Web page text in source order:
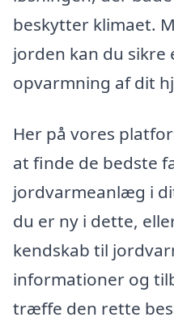
beskytter klimaet.
jorden kan du
opvarmning af dit
Her på vores
at finde de bedste
jordvarmeanlæg i
du er ny i dette,
kendskab til
informationer og
træffe den rette